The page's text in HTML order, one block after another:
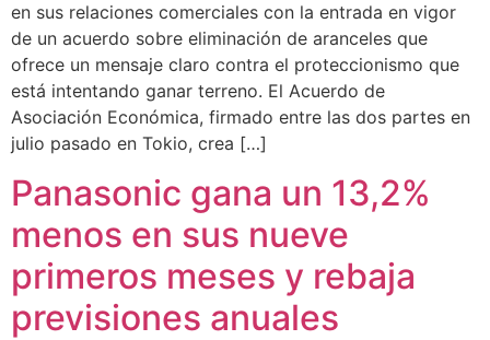
en sus relaciones comerciales con la entrada en vigor
de un acuerdo sobre eliminación de aranceles que
ofrece un mensaje claro contra el proteccionismo que
está intentando ganar terreno. El Acuerdo de
Asociación Económica, firmado entre las dos partes en
julio pasado en Tokio, crea […]
Panasonic gana un 13,2%
menos en sus nueve
primeros meses y rebaja
previsiones anuales